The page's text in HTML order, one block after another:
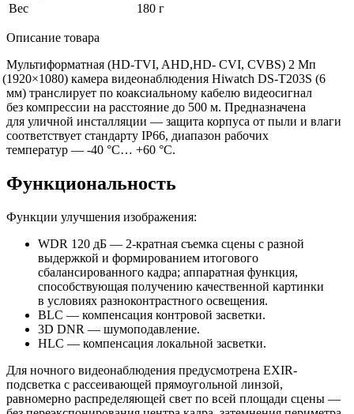
Вес
180 г
Описание товара
Мультиформатная (HD-TVI, AHD,HD- CVI, CVBS) 2 Мп
(1920×1080) камера видеонаблюдения Hiwatch DS-T203S (6
мм) транслирует по коаксиальному кабелю видеосигнал
без компрессии на расстояние до 500 м. Предназначена
для уличной инсталляции — защита корпуса от пыли и влаги
соответствует стандарту IP66, диапазон рабочих
температур — -40 °C… +60 °C.
Функциональность
Функции улучшения изображения:
WDR 120 дБ — 2-кратная съемка сцены с разной
выдержкой и формированием итогового
сбалансированного кадра; аппаратная функция,
способствующая получению качественной картинки
в условиях разноконтрастного освещения.
BLC — компенсация контровой засветки.
3D DNR — шумоподавление.
HLC — компенсация локальной засветки.
Для ночного видеонаблюдения предусмотрена EXIR-
подсветка с рассеивающей прямоугольной линзой,
равномерно распределяющей свет по всей площади сцены —